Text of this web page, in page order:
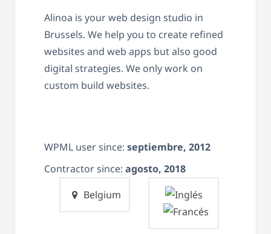
Alinoa is your web design studio in
Brussels. We help you to create refined
websites and web apps but also good
digital strategies. We only work on
custom build websites.
WPML user since: septiembre, 2012
Contractor since: agosto, 2018
Belgium